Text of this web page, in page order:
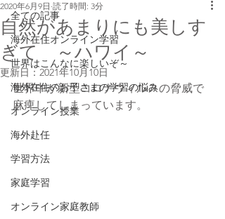
全ての記事
海外在住オンライン学習
世界はこんなに楽しいぞ～
海外在住のお子さまの学習の悩み
オンライン授業
海外赴任
学習方法
家庭学習
オンライン家庭教師
自然があまりにも美しす
ぎて ～ハワイ～
2020年6月9日 読了時間: 3分
更新日：2021年10月10日
世界中が新型コロナウィルスの脅威で
麻痺してしまっています。